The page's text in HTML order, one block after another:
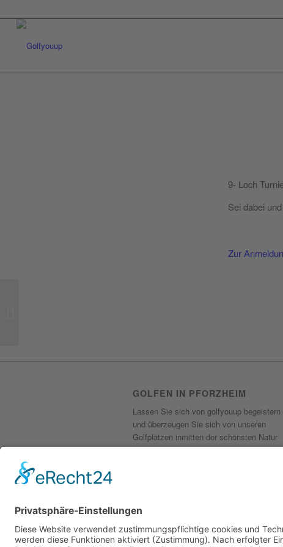
9- Loch
Sei dabei
Zur
GOLFEN IN PFORZHEIM
Lassen Sie sich von golfyouup begeistern
und überzeugen Sie sich von unseren
Golfplätzen inmitten der schönsten Natur
einfach selbst. Seit 2005 sind wir Ihr